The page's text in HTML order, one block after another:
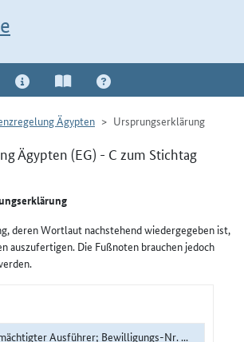
Ägypten Ursprungserklärung
Ägypten (EG) - C zum Stichtag
deren Wortlaut nachstehend wiedergegeben ist,
auszufertigen. Die Fußnoten brauchen jedoch
Ausführer; Bewilligungs-Nr. ...